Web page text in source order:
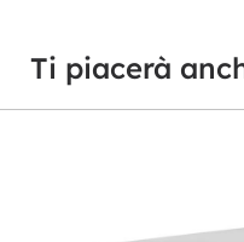
Ti piacerà